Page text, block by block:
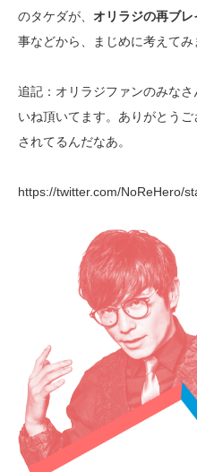
のタケダが、 オリラジの再ブレ
事などから、まじめに考えてみ
追記：オリラジファンのみな
いね頂いてます。ありがとう
されてるんだなあ。
https://twitter.com/NoReHero/